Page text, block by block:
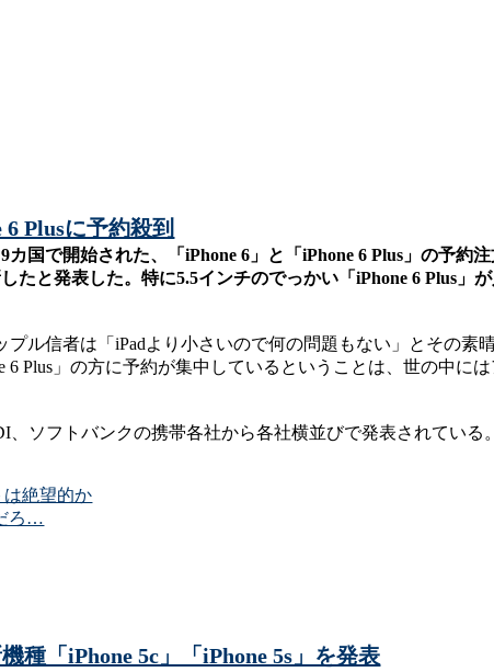
Plusに予約殺到
国で開始された、「iPhone 6」と「iPhone 6 Plus」の予約
たと発表した。特に5.5インチのでっかい「iPhone 6 Plus」
ル信者は「iPadより小さいので何の問題もない」とその素
Plus」の方に予約が集中しているということは、世の中に
ソフトバンクの携帯各社から各社横並びで発表されている。
は絶望的か
ろ…
種「iPhone 5c」「iPhone 5s」を発表